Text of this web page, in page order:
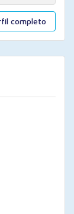
completo